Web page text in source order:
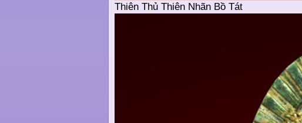
Thiên Thủ Thiên Nhãn Bồ Tát